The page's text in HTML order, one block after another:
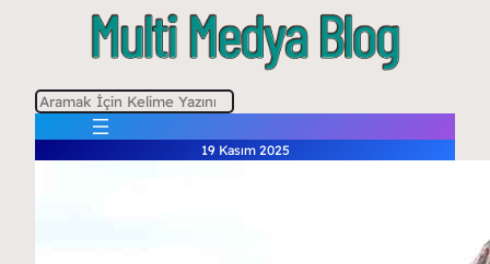
A
a
19 Kasım 2025